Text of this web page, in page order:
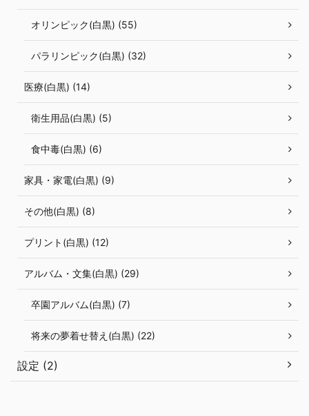
オリンピック(白黒) (55)
パラリンピック(白黒) (32)
医療(白黒) (14)
衛生用品(白黒) (5)
食中毒(白黒) (6)
家具・家電(白黒) (9)
その他(白黒) (8)
プリント(白黒) (12)
アルバム・文集(白黒) (29)
卒園アルバム(白黒) (7)
将来の夢着せ替え(白黒) (22)
設定 (2)